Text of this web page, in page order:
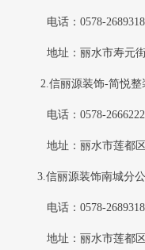
电话：0578-2689318
地址：丽水市寿元
2.信丽源装饰-简悦整
电话：0578-2666222
地址：丽水市莲都
3.信丽源装饰南城分公
电话：0578-2689318
地址：丽水市莲都